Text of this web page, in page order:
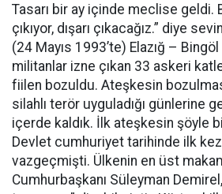
Tasarı bir ay içinde meclise geldi.
çıkıyor, dışarı çıkacağız.” diye
(24 Mayıs 1993’te) Elazığ –
militanlar izne çıkan 33 askeri
fiilen bozuldu. Ateşkesin
silahlı terör uyguladığı günlerine
içerde kaldık. İlk ateşkesin şöyle
Devlet cumhuriyet tarihinde ilk kez
vazgeçmişti. Ülkenin en üst
Cumhurbaşkanı Süleyman